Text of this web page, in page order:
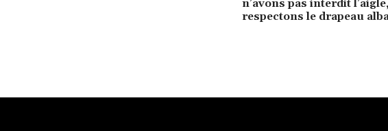
n’avons pas interdit
respectons le drapeau